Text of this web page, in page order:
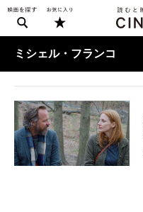
ミシェル・フランコ